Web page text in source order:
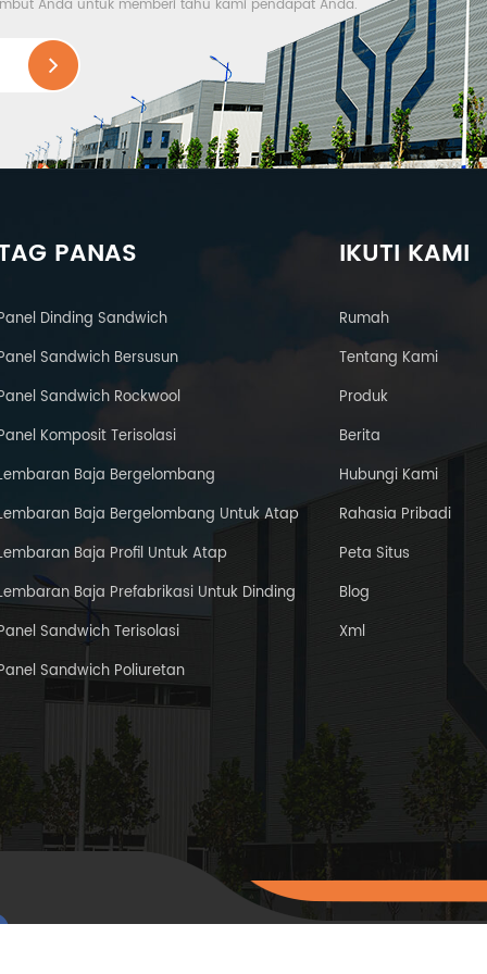
Anda untuk memberi tahu kami pendapat Anda.
PANAS
Dinding Sandwich
Sandwich Bersusun
Sandwich Rockwool
Komposit Terisolasi
Baja Bergelombang
Baja Bergelombang Untuk Atap
Baja Profil Untuk Atap
Baja Prefabrikasi Untuk Dinding
Sandwich Terisolasi
Sandwich Poliuretan
IKUTI KAMI
Rumah
Tentang Kami
Produk
Berita
Hubungi Kami
Rahasia Pribadi
Peta Situs
Blog
Xml